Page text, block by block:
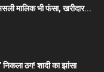
मालिक भी फंसा, खरीदार...
निकला ठग! शादी का झांसा